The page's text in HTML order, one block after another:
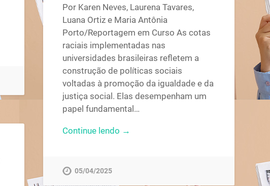
Por Karen Neves, Laurena Tavares,
Luana Ortiz e Maria Antônia
Porto/Reportagem em Curso As cotas
raciais implementadas nas
universidades brasileiras refletem a
construção de políticas sociais
voltadas à promoção da igualdade e da
justiça social. Elas desempenham um
papel fundamental…
Continue lendo →
05/04/2025